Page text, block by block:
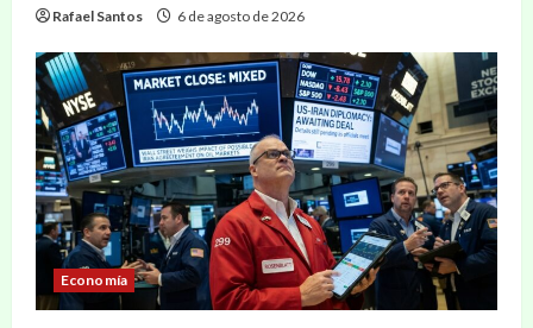
Rafael Santos 6 de agosto de 2026
Economía